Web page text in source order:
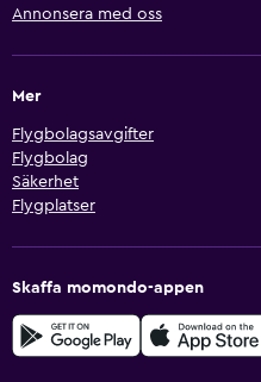
Annonsera med oss
Mer
Flygbolagsavgifter
Flygbolag
Säkerhet
Flygplatser
Skaffa momondo-appen